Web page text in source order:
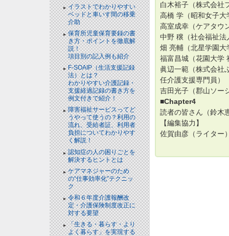
イラストでわかりやすい
ベッドと⾞いす間の移乗
介助
保育所児童保育要録の書
き方・ポイントを徹底解
説！
項目別の記入例も紹介
F-SOAIP（生活支援記録
法）とは？
わかりやすい介護記録・
支援経過記録の書き方を
例文付きで紹介！
障害福祉サービスってど
うやって使うの？利用の
流れ、受給者証、利用者
負担についてわかりやす
く解説！
認知症の人の困りごとを
解決するヒントとは
ケアマネジャーのため
の“仕事効率化”テクニッ
ク
令和６年度介護報酬改
定・介護保険制度改正に
対する要望
「生きる・暮らす・より
よく暮らす」を実現する
白木裕子（株式会社
高橋 学（昭和女子
高室成幸（ケアタウ
中野 穣（社会福祉
畑 亮輔（北星学園大
福富昌城（花園大学
眞辺一範（株式会社
任介護支援専門員）
吉田光子（郡山ソー
■Chapter4
読者の皆さん（鈴木
【編集協力】
佐賀由彦（ライター